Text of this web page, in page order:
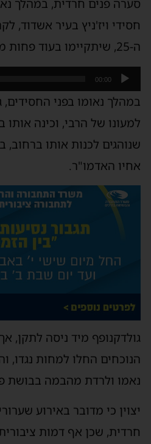
סערה פנים חרדית, במהלך
חסידי ויז'ניץ בעיר אשדוד,
ה-25, שיתקיימו בעוד פחות משבוע.
אודיו
00:00
במהלך נאומו בפני החסידים,
למעונו של הרבי, וכינה
שנוהגים לכנות אותו ברחוב,
אחיו האדמו"ר.
גולדקנופף מיד ניסה
הנוכחים החלו למחות נגדו,
נאמו ולרדת מהבמה בבושת
יצוין כי מדובר באירוע
חרדית, שכן אף דמות